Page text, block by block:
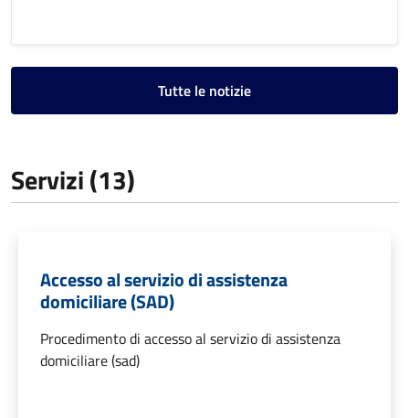
Tutte le notizie
Servizi (13)
Accesso al servizio di assistenza
domiciliare (SAD)
Procedimento di accesso al servizio di assistenza
domiciliare (sad)